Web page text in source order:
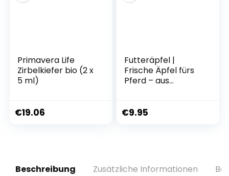
Primavera Life
Zirbelkiefer bio (2 x
5 ml)
€19.06
Futteräpfel |
Frische Äpfel fürs
Pferd – aus
€9.95
Beschreibung Zusätzliche Informationen